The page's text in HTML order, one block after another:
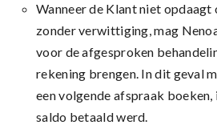
Wanneer de Klant niet opdaagt
zonder verwittiging, mag
voor de afgesproken
rekening brengen. In dit geval
een volgende afspraak
saldo betaald werd.